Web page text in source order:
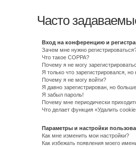
Часто
Вход на конференцию и
Зачем мне нужно
Что такое COPPA?
Почему я не могу
Я только что зарегистрировался, но
Почему я не могу войти?
Я давно зарегистрирован, но
Я забыл пароль!
Почему мне периодически
Что делает функция «Удалить
Параметры и настройки
Как мне изменить мои настройки?
Как избежать появления моего